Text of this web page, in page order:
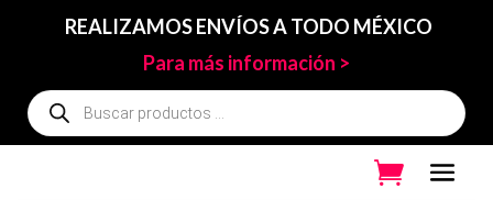
REALIZAMOS ENVÍOS A TODO MÉXICO
Para más información >
Búsqueda
de
productos